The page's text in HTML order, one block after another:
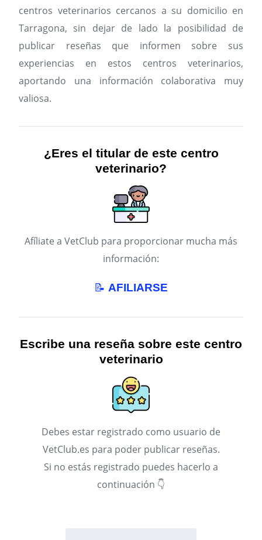
centros veterinarios cercanos a su domicilio en
Tarragona, sin dejar de lado la posibilidad de
publicar reseñas que informen sobre sus
experiencias en estos centros veterinarios,
aportando una información colaborativa muy
valiosa.
¿Eres el titular de este centro
veterinario?
Afíliate a VetClub para proporcionar mucha más
información:
📝 AFILIARSE
Escribe una reseña sobre este centro
veterinario
Debes estar registrado como usuario de
VetClub.es para poder publicar reseñas.
Si no estás registrado puedes hacerlo a
continuación 👇